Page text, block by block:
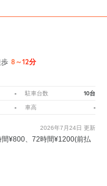
8～12分
- 駐車台数 10台
- 車高 -
2026年7月24日 更新
¥800、72時間¥1200(前払